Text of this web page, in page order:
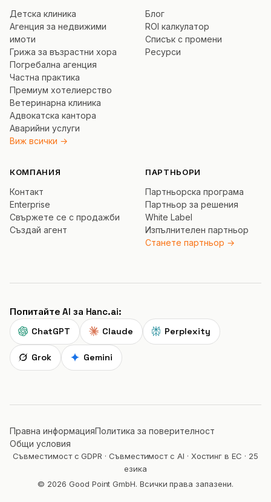
Детска клиника
Агенция за недвижими
имоти
Грижа за възрастни хора
Погребална агенция
Частна практика
Премиум хотелиерство
Ветеринарна клиника
Адвокатска кантора
Аварийни услуги
Виж всички →
Блог
ROI калкулатор
Списък с промени
Ресурси
КОМПАНИЯ
Контакт
Enterprise
Свържете се с продажби
Създай агент
ПАРТНЬОРИ
Партньорска програма
Партньор за решения
White Label
Изпълнителен партньор
Станете партньор →
Попитайте AI за Hanc.ai:
ChatGPT Claude Perplexity
Grok Gemini
Правна информацияПолитика за поверителност
Общи условия
Съвместимост с GDPR · Съвместимост с AI · Хостинг в ЕС · 25
езика
© 2026 Good Point GmbH. Всички права запазени.